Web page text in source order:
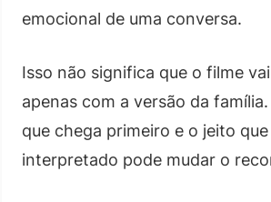
emocional de uma conversa.
Isso não significa que o filme
apenas com a versão da
que chega primeiro e o jeito que
interpretado pode mudar o